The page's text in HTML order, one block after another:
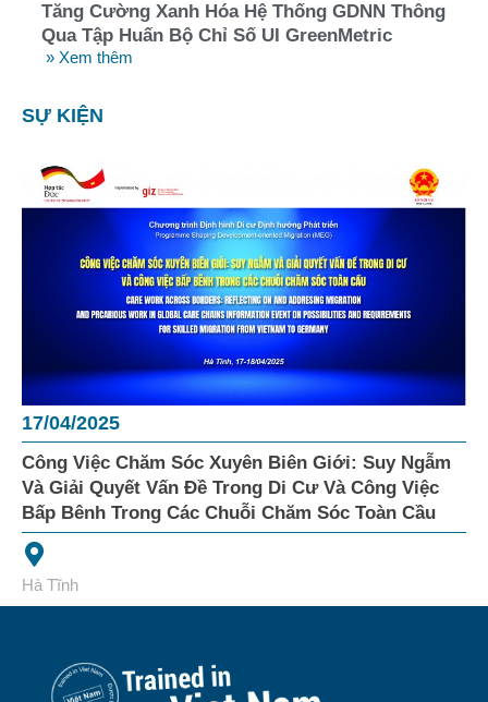
Tăng Cường Xanh Hóa Hệ Thống GDNN Thông
Qua Tập Huấn Bộ Chỉ Số UI GreenMetric
» Xem thêm
SỰ KIỆN
17/04/2025
Công Việc Chăm Sóc Xuyên Biên Giới: Suy Ngẫm
Và Giải Quyết Vấn Đề Trong Di Cư Và Công Việc
Bấp Bênh Trong Các Chuỗi Chăm Sóc Toàn Cầu
Hà Tĩnh